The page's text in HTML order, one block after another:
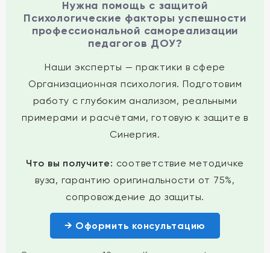
Нужна помощь с защитой
Психологические факторы успешности
профессиональной самореализации
педагогов ДОУ?
Наши эксперты — практики в сфере
Организационная психология. Подготовим
работу с глубоким анализом, реальными
примерами и расчётами, готовую к защите в
Синергия.
Что вы получите: соответствие методичке
вуза, гарантию оригинальности от 75%,
сопровождение до защиты.
→ Оформить консультацию